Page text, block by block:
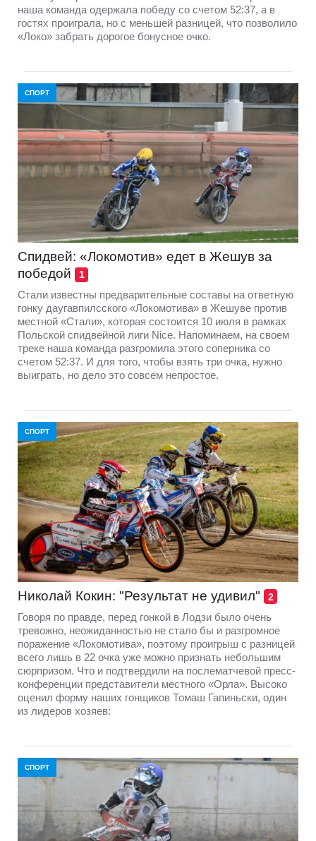
наша команда одержала победу со счетом 52:37, а в
гостях проиграла, но с меньшей разницей, что позволило
«Локо» забрать дорогое бонусное очко.
СПОРТ
Спидвей: «Локомотив» едет в Жешув за
победой
1
Стали известны предварительные составы на ответную
гонку даугавпилсского «Локомотива» в Жешуве против
местной «Стали», которая состоится 10 июля в рамках
Польской спидвейной лиги Nice. Напоминаем, на своем
треке наша команда разгромила этого соперника со
счетом 52:37. И для того, чтобы взять три очка, нужно
выиграть, но дело это совсем непростое.
СПОРТ
Николай Кокин: "Результат не удивил" 2
Говоря по правде, перед гонкой в Лодзи было очень
тревожно, неожиданностью не стало бы и разгромное
поражение «Локомотива», поэтому проигрыш с разницей
всего лишь в 22 очка уже можно признать небольшим
сюрпризом. Что и подтвердили на послематчевой пресс-
конференции представители местного «Орла». Высоко
оценил форму наших гонщиков Томаш Гапиньски, один
из лидеров хозяев:
СПОРТ